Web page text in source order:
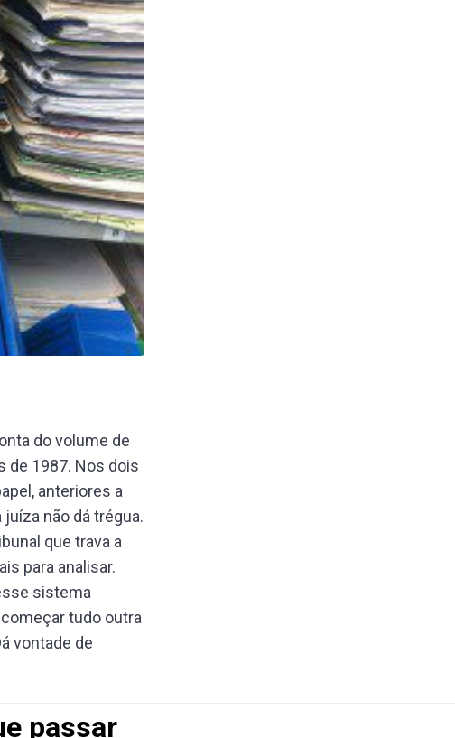
do volume de
de 1987. Nos dois
anteriores a
não dá trégua.
que trava a
para analisar.
sistema
tudo outra
vontade de
passar